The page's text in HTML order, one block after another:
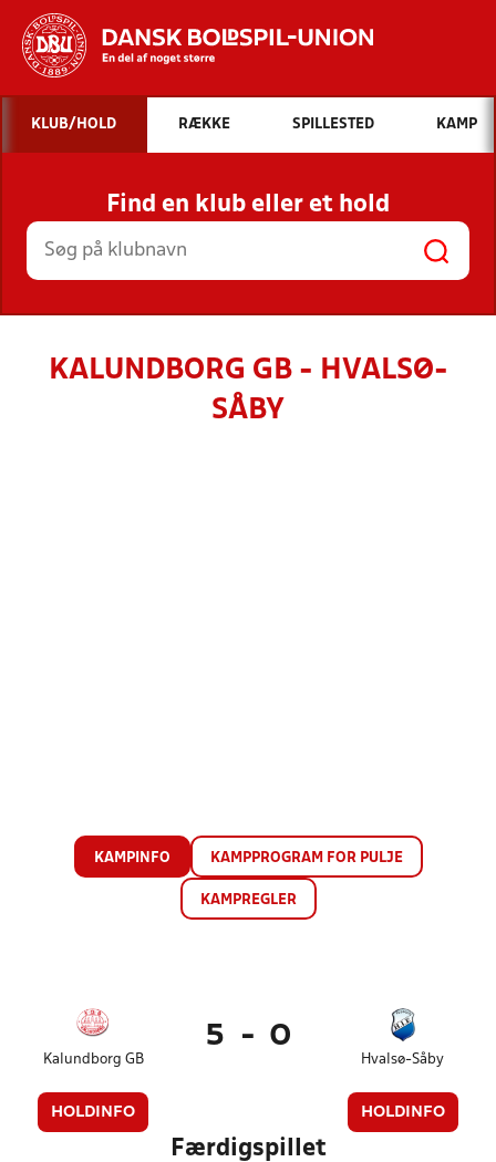
Hvad vil du søge efter?
INDHOLD OG NYHEDER
STILLINGER, RESULTATER, KLUBBER OG
HOLD
KLUB/HOLD RÆKKE SPILLESTED KAMP
Find en klub eller et hold
KALUNDBORG GB - HVALSØ-
SÅBY
KAMPINFO KAMPPROGRAM FOR PULJE
KAMPREGLER
Kalundborg GB
HOLDINFO
5 - 0
Hvalsø-Såby
HOLDINFO
Færdigspillet